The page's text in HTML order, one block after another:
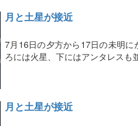
月と土星が接近
7月16日の夕方から17日の未明
ろには火星、下にはアンタレスも
月と土星が接近